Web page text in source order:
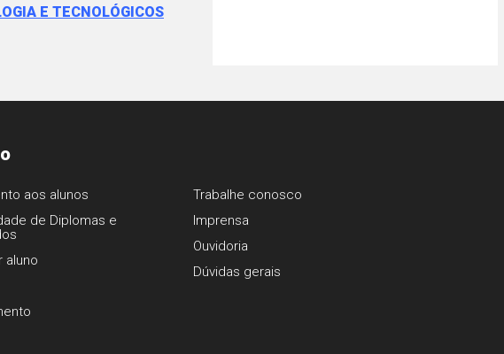
E TECNOLÓGICOS
aos alunos
de Diplomas e
aluno
Trabalhe conosco
Imprensa
Ouvidoria
Dúvidas gerais